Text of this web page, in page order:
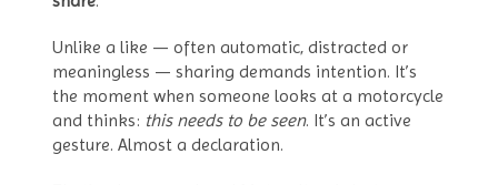
Unlike a like — often automatic, distracted or
meaningless — sharing demands intention. It’s
the moment when someone looks at a motorcycle
and thinks: this needs to be seen. It’s an active
gesture. Almost a declaration.